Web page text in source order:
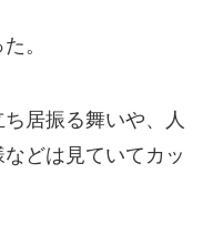
。
居振る舞いや、人
どは見ていてカッ